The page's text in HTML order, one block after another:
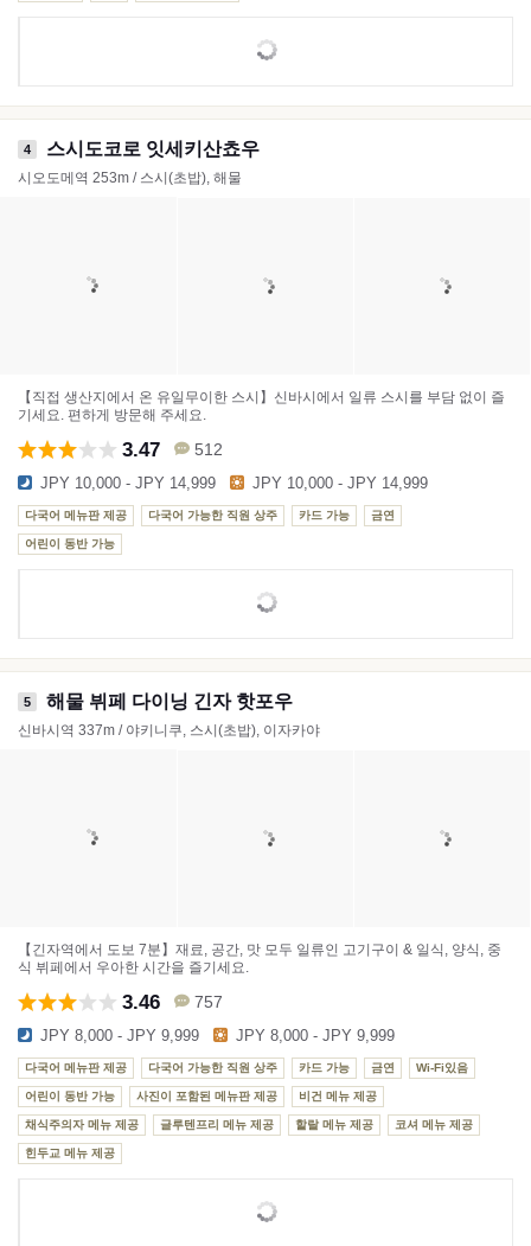
4 스시도코로 잇세키산쵸우
시오도메역 253m / 스시(초밥), 해물
【직접 생산지에서 온 유일무이한 스시】신바시에서 일류 스시를 부담 없이 즐
기세요. 편하게 방문해 주세요.
3.47 512
JPY 10,000 - JPY 14,999 JPY 10,000 - JPY 14,999
다국어 메뉴판 제공 다국어 가능한 직원 상주 카드 가능 금연
어린이 동반 가능
5 해물 뷔페 다이닝 긴자 핫포우
신바시역 337m / 야키니쿠, 스시(초밥), 이자카야
【긴자역에서 도보 7분】재료, 공간, 맛 모두 일류인 고기구이 & 일식, 양식, 중
식 뷔페에서 우아한 시간을 즐기세요.
3.46 757
JPY 8,000 - JPY 9,999 JPY 8,000 - JPY 9,999
다국어 메뉴판 제공 다국어 가능한 직원 상주 카드 가능 금연 Wi-Fi있음
어린이 동반 가능 사진이 포함된 메뉴판 제공 비건 메뉴 제공
채식주의자 메뉴 제공 글루텐프리 메뉴 제공 할랄 메뉴 제공 코셔 메뉴 제공
힌두교 메뉴 제공